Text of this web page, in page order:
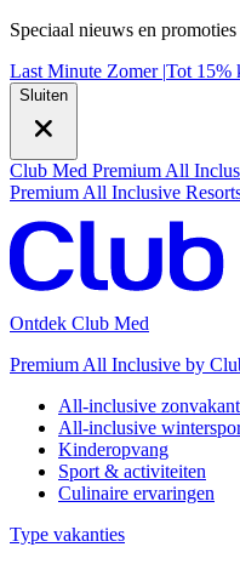
Speciaal nieuws en promoties
Last Minute Zomer |Tot 15%
Sluiten
Club Med Premium All
Premium All Inclusive
Ontdek Club Med
Premium All Inclusive by
All-inclusive
All-inclusive
Kinderopvang
Sport & activiteiten
Culinaire ervaringen
Type vakanties